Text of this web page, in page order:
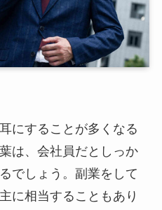
にすることが多くなる
は、会社員だとしっか
でしょう。副業をして
に相当することもあり